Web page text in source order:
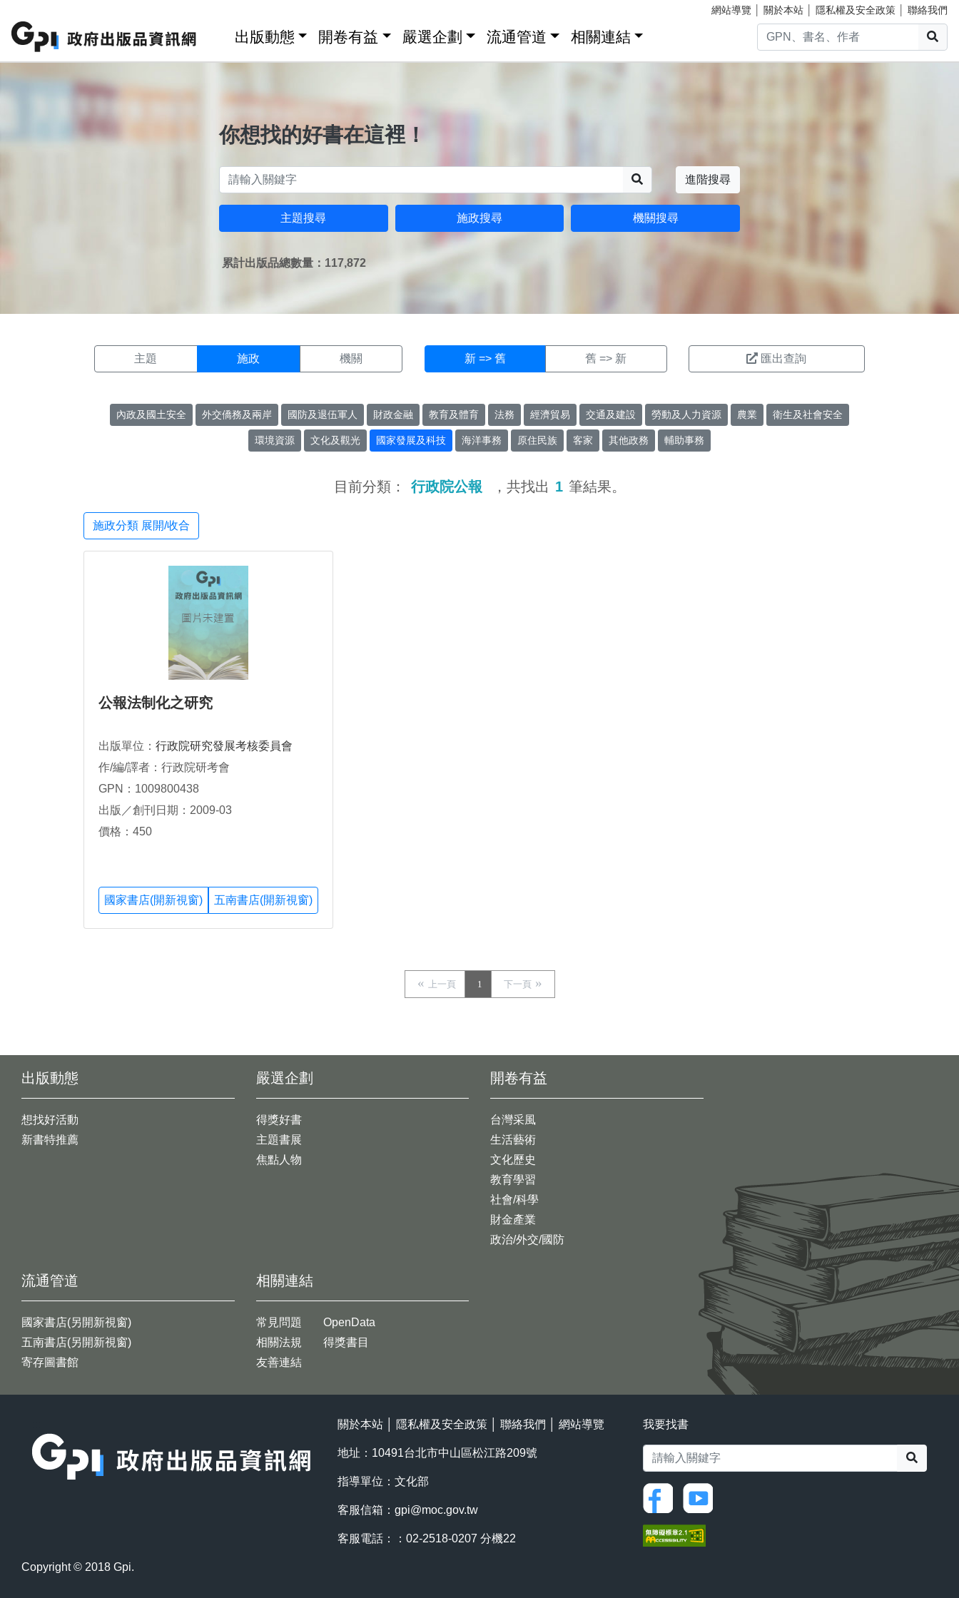
網站導覽 關於本站 隱私權及安全政策 聯絡我們
出版動態 開卷有益 嚴選企劃 流通管道 相關連結
你想找的好書在這裡！
進階搜尋
主題搜尋 施政搜尋 機關搜尋
累計出版品總數量：117,872
主題 施政 機關 新 => 舊 舊 => 新 匯出查詢
內政及國土安全 外交僑務及兩岸 國防及退伍軍人 財政金融 教育及體育 法務 經濟貿易 交通及建設 勞動及人力資源 農業 衛生及社會安全
環境資源 文化及觀光 國家發展及科技 海洋事務 原住民族 客家 其他政務 輔助事務
目前分類： 行政院公報 ，共找出 1 筆結果。
施政分類 展開/收合
公報法制化之研究
出版單位： 行政院研究發展考核委員會
作/編/譯者：行政院研考會
GPN：1009800438
出版／創刊日期：2009-03
價格：450
國家書店(開新視窗) 五南書店(開新視窗)
上一頁 1 下一頁
出版動態
想找好活動
新書特推薦
開卷有益
台灣采風
生活藝術
文化歷史
教育學習
社會/科學
財金產業
政治/外交/國防
嚴選企劃
得獎好書
主題書展
焦點人物
流通管道
國家書店(另開新視窗)
五南書店(另開新視窗)
寄存圖書館
相關連結
常見問題
相關法規
友善連結
OpenData
得獎書目
關於本站 隱私權及安全政策 聯絡我們 網站導覽
地址：10491台北市中山區松江路209號
指導單位：文化部
客服信箱： gpi@moc.gov.tw
客服電話：：02-2518-0207 分機22
我要找書
Copyright © 2018 Gpi.